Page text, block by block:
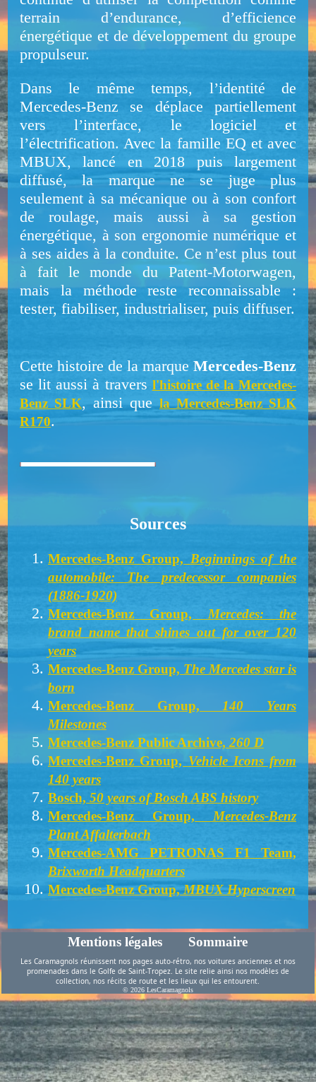
terrain d’endurance, d’efficience
énergétique et de développement du groupe
propulseur.
Dans le même temps, l’identité de
Mercedes-Benz se déplace partiellement
vers l’interface, le logiciel et
l’électrification. Avec la famille EQ et avec
MBUX, lancé en 2018 puis largement
diffusé, la marque ne se juge plus
seulement à sa mécanique ou à son confort
de roulage, mais aussi à sa gestion
énergétique, à son ergonomie numérique et
à ses aides à la conduite. Ce n’est plus tout
à fait le monde du Patent-Motorwagen,
mais la méthode reste reconnaissable :
tester, fiabiliser, industrialiser, puis diffuser.
Cette histoire de la marqueMercedes-Benz
se lit aussi à travers l'histoire de la Mercedes-
Benz SLK, ainsi quela Mercedes-Benz SLK
R170.
Mercedes SLK
Sources
Mercedes-Benz Group, Beginnings of the
automobile: The predecessor companies
(1886-1920)
Mercedes-Benz Group,Mercedes: the
brand name that shines out for over 120
years
Mercedes-Benz Group, The Mercedes star is
born
Mercedes-Benz Group,140 Years
Milestones
Mercedes-Benz Public Archive,260 D
Mercedes-Benz Group,Vehicle Icons from
140 years
Bosch, 50 years of Bosch ABS history
Mercedes-Benz Group,Mercedes-Benz
Plant Affalterbach
Mercedes-AMG PETRONAS F1 Team,
Brixworth Headquarters
Mercedes-Benz Group,MBUX Hyperscreen
Mentions légales Sommaire
Les Caramagnols réunissent nos pages auto-rétro, nos voitures anciennes et nos
promenades dans le Golfe de Saint-Tropez. Le site relie ainsi nos modèles de
collection, nos récits de route et les lieux qui les entourent.
© 2026 LesCaramagnols